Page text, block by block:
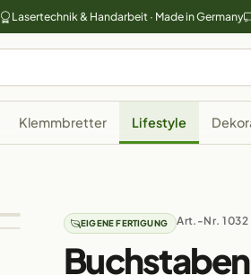
Lasertechnik & Handarbeit · Made in Germany
Klemmbretter Lifestyle
EIGENE FERTIGUNG Art.-Nr. 1032